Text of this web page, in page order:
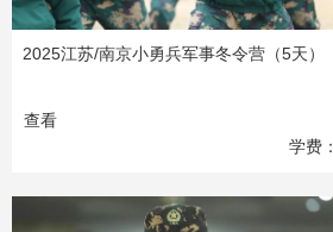
2025江苏/南京小勇兵军事冬令营（5天）
学费：
2980
查看